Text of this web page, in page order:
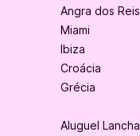
Angra dos Reis
Miami
Ibiza
Croácia
Grécia
Aluguel Lancha